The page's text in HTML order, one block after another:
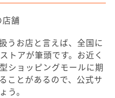
舗
うお店と言えば、全国に
トアが筆頭です。お近く
ショッピングモールに期
ことがあるので、公式サ
う。